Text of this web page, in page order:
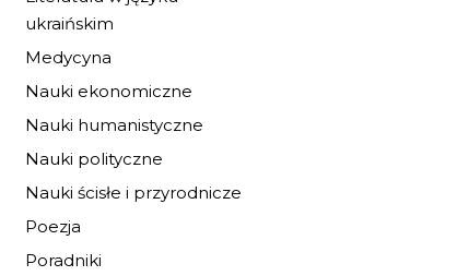
ukraińskim
Medycyna
Nauki ekonomiczne
Nauki humanistyczne
Nauki polityczne
Nauki ścisłe i przyrodnicze
Poezja
Poradniki